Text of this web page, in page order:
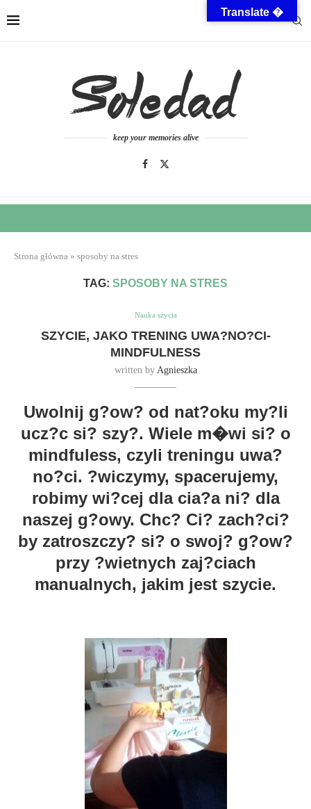
keep your memories alive
Strona główna » sposoby na stres
TAG: SPOSOBY NA STRES
Nauka szycia
SZYCIE, JAKO TRENING UWA?NO?CI-
MINDFULNESS
written by Agnieszka
Uwolnij g?ow? od nat?oku my?li
ucz?c si? szy?. Wiele m�wi si? o
mindfuless, czyli treningu uwa?
no?ci. ?wiczymy, spacerujemy,
robimy wi?cej dla cia?a ni? dla
naszej g?owy. Chc? Ci? zach?ci?
by zatroszczy? si? o swoj? g?ow?
przy ?wietnych zaj?ciach
manualnych, jakim jest szycie.
Translate �